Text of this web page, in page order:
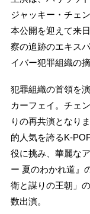
ジャッキー・チェ
本公開を迎えて来
察の追跡のエキス
イバー犯罪組織の
犯罪組織の首領を
カーフェイ。チェ
りの再共演となり
的人気を誇るK-
役に挑み、華麗な
ー 夏のわかれ道』
衛と謀りの王朝」
数出演。